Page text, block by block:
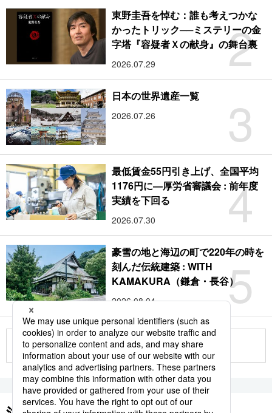
2
東野圭吾を悼む：誰も考えつかな
かったトリック──ミステリーの金
字塔『容疑者Ｘの献身』の舞台裏
2026.07.29
3
日本の世界遺産一覧
2026.07.26
4
最低賃金55円引き上げ、全国平均
1176円に―厚労省審議会 : 前年度
実績を下回る
2026.07.30
5
豪雪の地と海辺の町で220年の時を
刻んだ伝統建築 : WITH
KAMAKURA（鎌倉・長谷）
2026.08.04
もっと見る